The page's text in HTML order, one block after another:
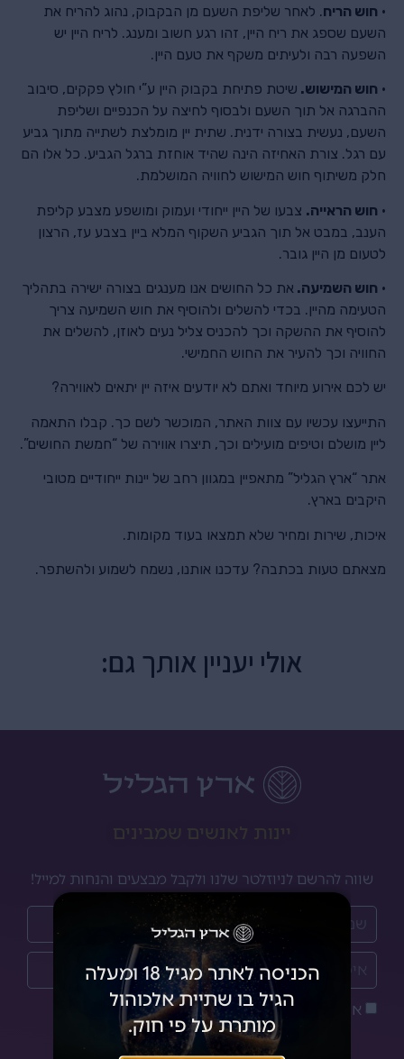
• חוש הריח. לאחר שליפת השעם מן הבקבוק, נהוג להריח את
השעם שספג את ריח היין, זהו רגע חשוב ומענג. לריח היין יש
השפעה רבה ולעיתים משקף את טעם היין.
• חוש המישוש. שיטת פתיחת בקבוק היין ע”י חולץ פקקים, סיבוב
ההברגה אל תוך השעם ולבסוף לחיצה על הכנפיים ושליפת
השעם, נעשית בצורה ידנית. שתית יין מומלצת לשתייה מתוך גביע
עם רגל. צורת האחיזה הינה שהיד אוחזת ברגל הגביע. כל אלו הם
חלק משיתוף חוש המישוש לחוויה המושלמת.
• חוש הראייה. צבעו של היין ייחודי ועמוק ומושפע מצבע קליפת
הענב, במבט אל תוך הגביע השקוף המלא ביין בצבע עז, הרצון
לטעום מן היין גובר.
• חוש השמיעה. את כל החושים אנו מענגים בצורה ישירה בתהליך
הטעימה מהיין. בכדי להשלים ולהוסיף את חוש השמיעה צריך
להוסיף את ההשקה וכך להכניס צליל נעים לאוזן, להשלים את
החוויה וכך להעיר את החוש החמישי.
יש לכם אירוע מיוחד ואתם לא יודעים איזה יין יתאים לאווירה?
התייעצו עכשיו עם צוות האתר, המוכשר לשם כך. קבלו התאמה
ליין מושלם וטיפים מועילים וכך, תיצרו אווירה של “חמשת החושים”.
אתר “ארץ הגליל” מתאפיין במגוון רחב של יינות ייחודיים מטובי
היקבים בארץ.
איכות, שירות ומחיר שלא תמצאו בעוד מקומות.
מצאתם טעות בכתבה? עדכנו אותנו, נשמח לשמוע ולהשתפר.
אולי יעניין אותך גם:
יינות לאנשים שמבינים
שווה להרשם לניוזלטר שלנו ולקבל מבצעים והנחות למייל!
אני מאשר/ת אתמדיניות הפרטיות
הצטרפתי!
הכניסה לאתר מגיל 18 ומעלה
הגיל בו שתיית אלכוהול
מותרת על פי חוק.